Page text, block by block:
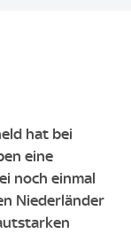
hat bei
eine
noch einmal
Niederländer